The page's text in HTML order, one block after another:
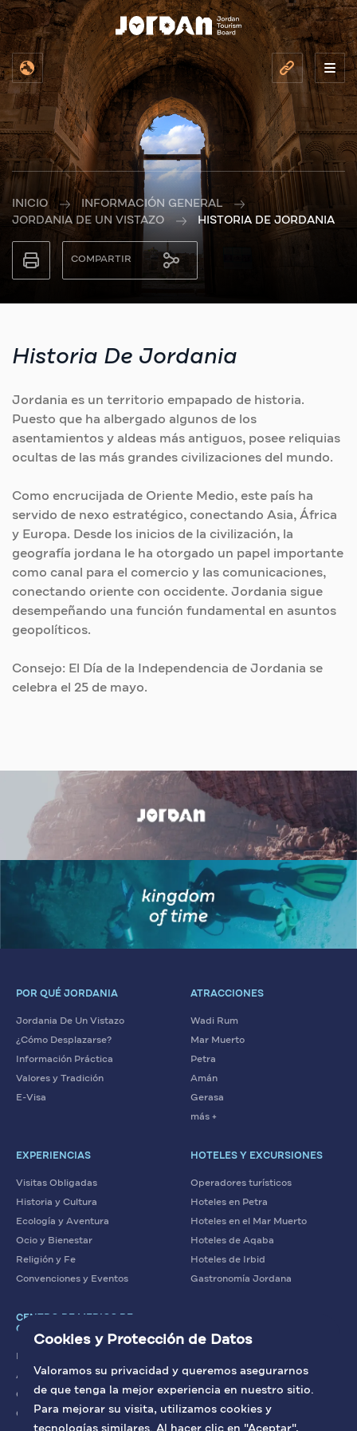
INICIO
INFORMACIÓN GENERAL
JORDANIA DE UN VISTAZO
HISTORIA DE JORDANIA
COMPARTIR
Historia De Jordania
Jordania es un territorio empapado de historia.
Puesto que ha albergado algunos de los
asentamientos y aldeas más antiguos, posee reliquias
ocultas de las más grandes civilizaciones del mundo.
Como encrucijada de Oriente Medio, este país ha
servido de nexo estratégico, conectando Asia, África
y Europa. Desde los inicios de la civilización, la
geografía jordana le ha otorgado un papel importante
como canal para el comercio y las comunicaciones,
conectando oriente con occidente. Jordania sigue
desempeñando una función fundamental en asuntos
geopolíticos.
Consejo: El Día de la Independencia de Jordania se
celebra el 25 de mayo.
POR QUÉ JORDANIA
Jordania De Un Vistazo
¿Cómo Desplazarse?
Información Práctica
Valores y Tradición
E-Visa
ATRACCIONES
Wadi Rum
Mar Muerto
Petra
Amán
Gerasa
más +
EXPERIENCIAS
Visitas Obligadas
Historia y Cultura
Ecología y Aventura
Ocio y Bienestar
Religión y Fe
Convenciones y Eventos
HOTELES Y EXCURSIONES
Operadores turísticos
Hoteles en Petra
Hoteles en el Mar Muerto
Hoteles de Aqaba
Hoteles de Irbid
Gastronomía Jordana
CENTRO DE MEDIOS DE
COMUNICACIÓN
Artículos
Contacto con nosotros
Galería
Cookies y Protección de Datos
Valoramos su privacidad y queremos asegurarnos
de que tenga la mejor experiencia en nuestro sitio.
Para mejorar su visita, utilizamos cookies y
tecnologías similares. Al hacer clic en "Aceptar",